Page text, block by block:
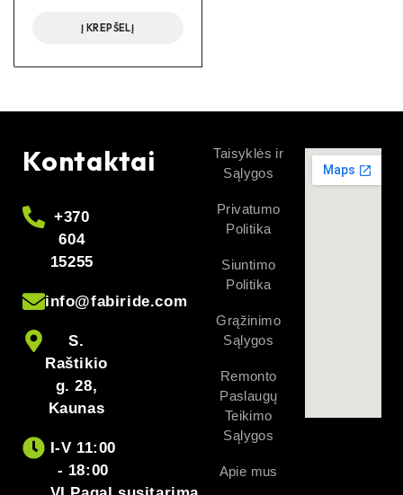
Į KREPŠELĮ
Kontaktai
+370
604
15255
info@fabiride.com
S.
Raštikio
g. 28,
Kaunas
I-V 11:00
- 18:00
Taisyklės ir
Sąlygos
Privatumo
Politika
Siuntimo
Politika
Grąžinimo
Sąlygos
Remonto
Paslaugų
Teikimo
Sąlygos
Apie mus